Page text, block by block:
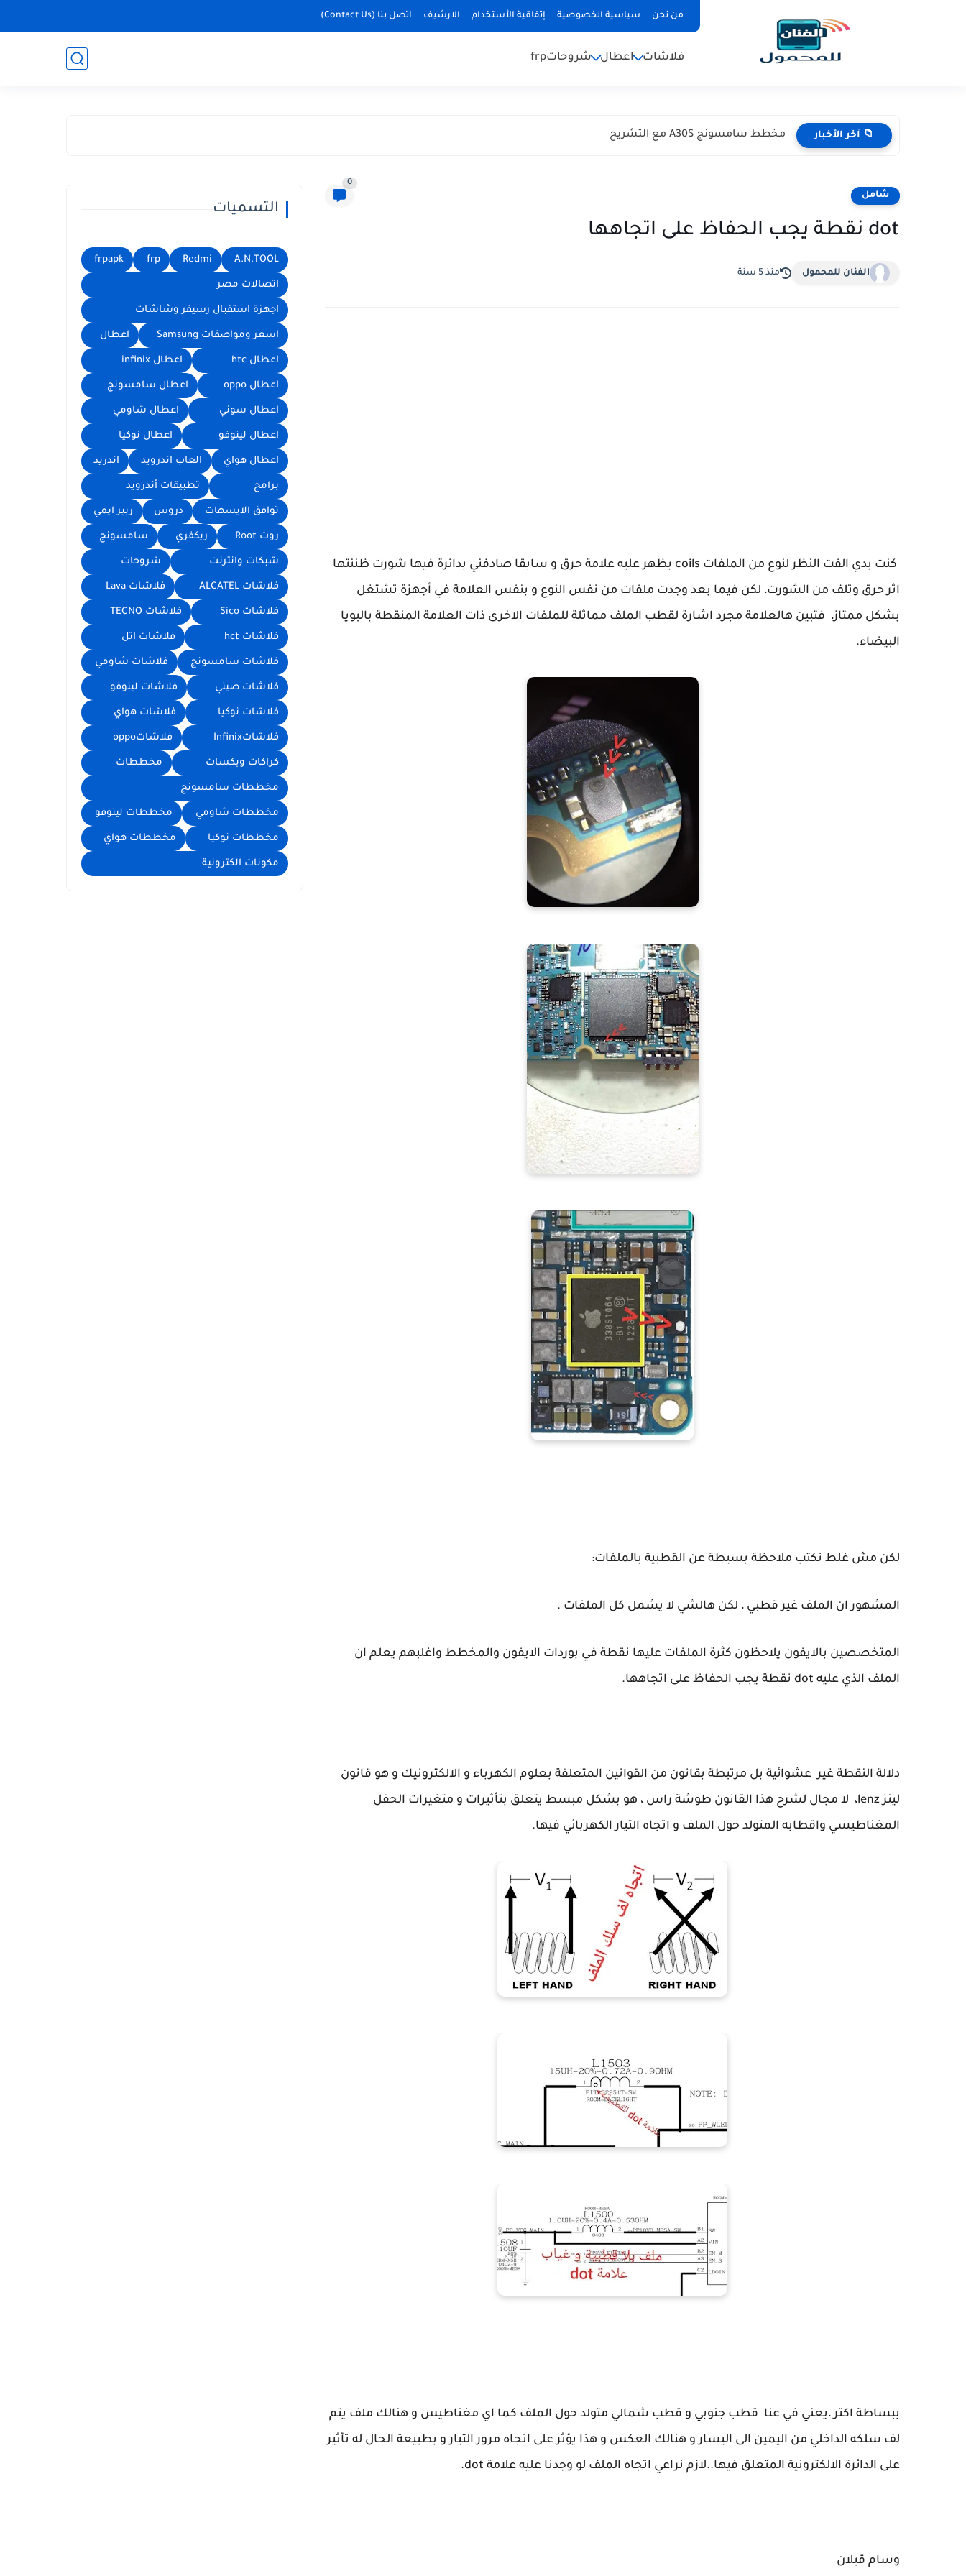
من نحن سياسية الخصوصية إتفاقية الأستخدام الارشيف اتصل بنا (Contact Us)
فلاشات اعطال شروحاتfrp
📁 آخر الأخبار مخطط سامسونج A30S مع التشريح
شامل
0
dot نقطة يجب الحفاظ على اتجاهها
الفنان للمحمول منذ 5 سنة
كنت بدي الفت النظر لنوع من الملفات coils يظهر عليه علامة حرق و سابقا صادفني بدائرة فيها شورت ظننتها
اثر حرق وتلف من الشورت، لكن فيما بعد وجدت ملفات من نفس النوع و بنفس العلامة في أجهزة تشتغل
بشكل ممتاز، فتبين هالعلامة مجرد اشارة لقطب الملف مماثلة للملفات الاخرى ذات العلامة المنقطة بالبويا
البيضاء.
لكن مش غلط نكتب ملاحظة بسيطة عن القطبية بالملفات:
المشهور ان الملف غير قطبي ، لكن هالشي لا يشمل كل الملفات .
المتخصصين بالايفون يلاحظون كثرة الملفات عليها نقطة في بوردات الايفون والمخطط واغلبهم يعلم ان
الملف الذي عليه dot نقطة يجب الحفاظ على اتجاهها.
دلالة النقطة غير عشوائية بل مرتبطة بقانون من القوانين المتعلقة بعلوم الكهرباء و الالكترونيك و هو قانون
لينز lenz، لا مجال لشرح هذا القانون طوشة راس ، هو بشكل مبسط يتعلق بتأثيرات و متغيرات الحقل
المغناطيسي واقطابه المتولد حول الملف و اتجاه التيار الكهربائي فيها.
ببساطة اكتر ،يعني في عنا قطب جنوبي و قطب شمالي متولد حول الملف كما اي مغناطيس و هنالك ملف يتم
لف سلكه الداخلي من اليمين الى اليسار و هنالك العكس و هذا يؤثر على اتجاه مرور التيار و بطبيعة الحال له تأثير
على الدائرة الالكترونية المتعلق فيها..لازم نراعي اتجاه الملف لو وجدنا عليه علامة dot.
وسام قبلان
التسميات
A.N.TOOL
Redmi
frp
frpapk
اتصالات مصر
اجهزة استقبال رسيفر وشاشات
اسعر ومواصفات Samsung اعطال
اعطال htc اعطال infinix
اعطال oppo اعطال سامسونج
اعطال سوني اعطال شاومي
اعطال لينوفو اعطال نوكيا
اعطال هواي العاب اندرويد اندريد
برامج تطبيقات أندرويد
توافق الايسهات دروس ربير ايمي
روت Root ريكفري سامسونج
شبكات وانترنت شروحات
فلاشات ALCATEL فلاشات Lava
فلاشات Sico فلاشات TECNO
فلاشات hct فلاشات اتل
فلاشات سامسونج فلاشات شاومي
فلاشات صيني فلاشات لينوفو
فلاشات نوكيا فلاشات هواي
فلاشاتInfinix فلاشاتoppo
كراكات وبكسات مخططات
مخططات سامسونج
مخططات شاومي مخططات لينوفو
مخططات نوكيا مخططات هواي
مكونات الكترونية